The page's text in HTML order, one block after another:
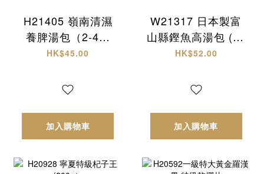
H21405 嶺南清濕
養脾湯包（2-4人
份）
HK$45.00
加入購物車
W21317 日本製富
山縣鏗魚高湯包 (30
入)
HK$52.00
加入購物車